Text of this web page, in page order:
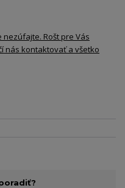
Rošt pre Vás
nás kontaktovať a všetko